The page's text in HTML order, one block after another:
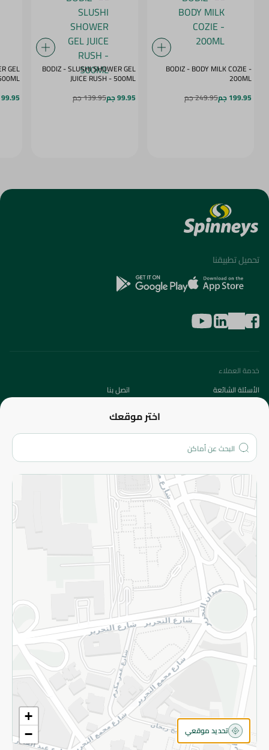
BODIZ - BODY MILK COZIE -
200ML
199.95 جم
249.95 جم
BODIZ - SLUSHI SHOWER GEL
JUICE RUSH - 500ML
99.95 جم
139.95 جم
GEL
DAZE - 500ML
99.95 جم
اختر موقعك
+
−
تحديد موقعي
تحميل تطبيقنا
خدمة العملاء
الأسئلة الشائعة
اتصل بنا
من نحن؟
الفروع
المزيد
الاسترجاع
سياسة الاستخدام
سياسة الخصوصية
قم بالتسجيل للنشرة
©2026 - Spinneys | جميع الحقوق محفوظة